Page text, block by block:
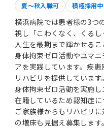
夏～秋入職可 積極採用中
横浜病院では患者様の3つ
視し「こわくなく、くる
人生を最期まで輝かせるこ
身体拘束ゼロ活動やユマ
アを実践しています。疾
リハビリを提供しています。
身体拘束ゼロ活動を実施
在籍しているため認知症に
ご家族様からもリハビリ
の増床も見据え募集します。